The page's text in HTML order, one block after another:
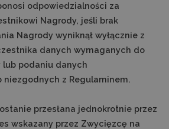
odpowiedzialności za
Nagrody, jeśli brak
Nagrody wyniknął wyłącznie z
danych wymaganych do
podaniu danych
niezgodnych z Regulaminem.
przesłana jednokrotnie przez
wskazany przez Zwycięzcę na